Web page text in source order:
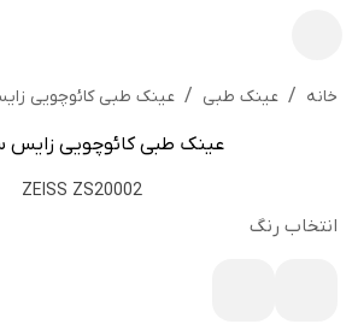
خانه / عینک طبی / عینک طبی کائوچویی زایس
عینک طبی کائوچویی زایس
ZEISS ZS20002
انتخاب رنگ